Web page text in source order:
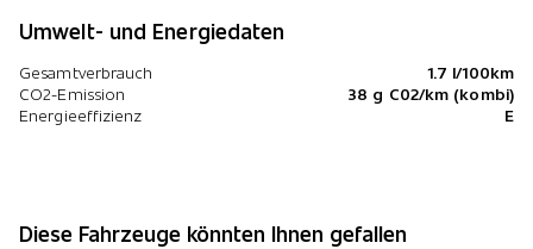
Umwelt- und Energiedaten
Gesamtverbrauch
1.7 l/100km
CO2-Emission
38 g C02/km (kombi)
Energieeffizienz
E
Diese Fahrzeuge könnten Ihnen gefallen